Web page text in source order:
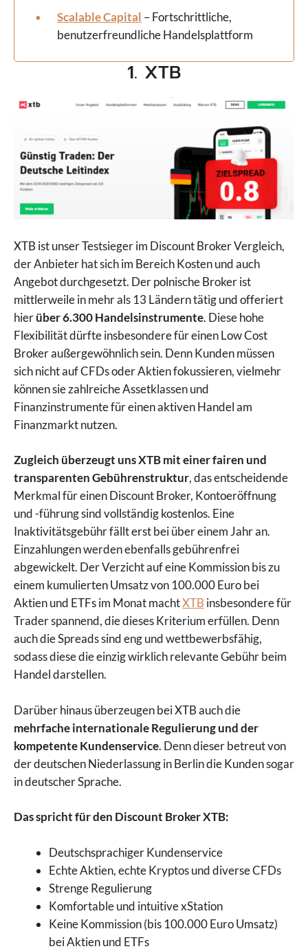
Scalable Capital – Fortschrittliche,
benutzerfreundliche Handelsplattform
1. XTB
XTB ist unser Testsieger im Discount Broker Vergleich,
der Anbieter hat sich im Bereich Kosten und auch
Angebot durchgesetzt. Der polnische Broker ist
mittlerweile in mehr als 13 Ländern tätig und offeriert
hierüber 6.300 Handelsinstrumente. Diese hohe
Flexibilität dürfte insbesondere für einen Low Cost
Broker außergewöhnlich sein. Denn Kunden müssen
sich nicht auf CFDs oder Aktien fokussieren, vielmehr
können sie zahlreiche Assetklassen und
Finanzinstrumente für einen aktiven Handel am
Finanzmarkt nutzen.
Zugleich überzeugt uns XTB mit einer fairen und
transparenten Gebührenstruktur, das entscheidende
Merkmal für einen Discount Broker, Kontoeröffnung
und -führung sind vollständig kostenlos. Eine
Inaktivitätsgebühr fällt erst bei über einem Jahr an.
Einzahlungen werden ebenfalls gebührenfrei
abgewickelt. Der Verzicht auf eine Kommission bis zu
einem kumulierten Umsatz von 100.000 Euro bei
Aktien und ETFs im Monat machtXTB insbesondere für
Trader spannend, die dieses Kriterium erfüllen. Denn
auch die Spreads sind eng und wettbewerbsfähig,
sodass diese die einzig wirklich relevante Gebühr beim
Handel darstellen.
Darüber hinaus überzeugen bei XTB auch die
mehrfache internationale Regulierung und der
kompetente Kundenservice. Denn dieser betreut von
der deutschen Niederlassung in Berlin die Kunden sogar
in deutscher Sprache.
Das spricht für den Discount Broker XTB:
Deutschsprachiger Kundenservice
Echte Aktien, echte Kryptos und diverse CFDs
Strenge Regulierung
Komfortable und intuitive xStation
Keine Kommission (bis 100.000 Euro Umsatz)
bei Aktien und ETFs